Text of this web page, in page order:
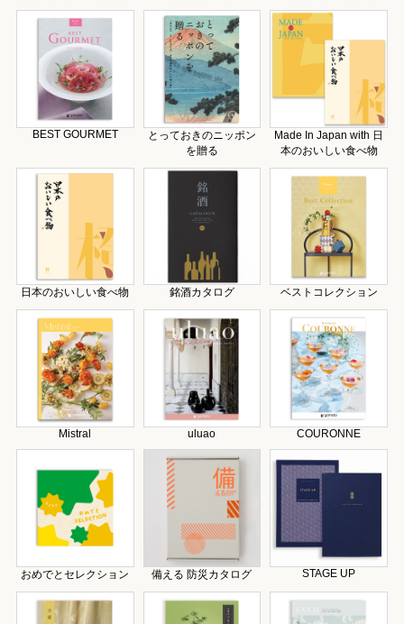
BEST GOURMET
とっておきのニッポン
を贈る
Made In Japan with 日
本のおいしい食べ物
日本のおいしい食べ物 銘酒カタログ ベストコレクション
Mistral uluao COURONNE
おめでとセレクション 備える 防災カタログ STAGE UP